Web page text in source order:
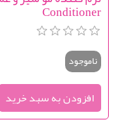
Conditioner
ناموجود